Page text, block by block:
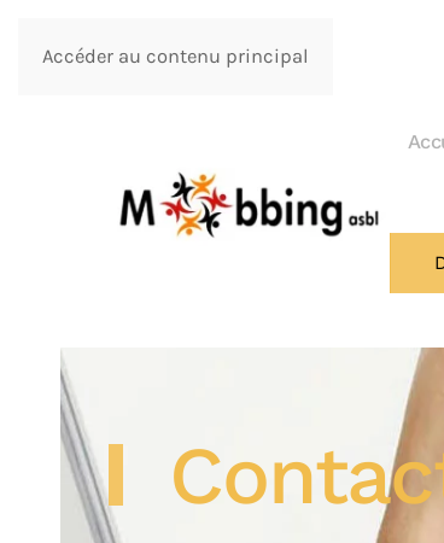
Accéder au contenu principal